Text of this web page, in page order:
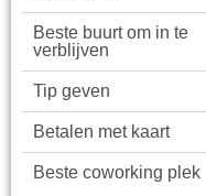
Beste buurt om in te
verblijven
Tip geven
Betalen met kaart
Beste coworking plek